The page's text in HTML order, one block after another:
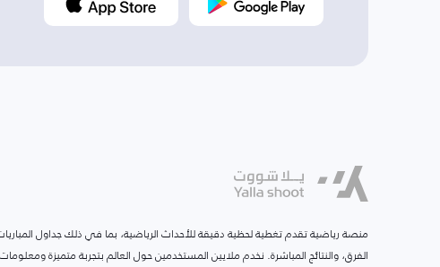
منصة رياضية تقدم تغطية لحظية دقيقة للأحداث الرياضية، بما في ذلك جداول
الفرق، والنتائج المباشرة. نخدم ملايين المستخدمين حول العالم بتجربة متميزة